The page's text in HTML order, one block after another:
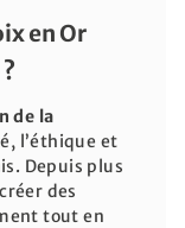
en Or
de la
l’éthique et
Depuis plus
des
tout en